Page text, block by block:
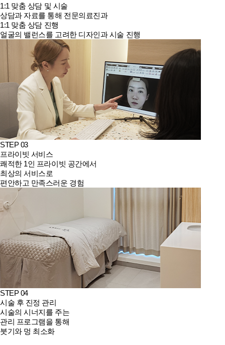
1:1 맞춤 상담 및 시술
상담과 자료를 통해 전문의료진과
1:1 맞춤 상담 진행
얼굴의 밸런스를 고려한 디자인과 시술 진행
STEP 03
프라이빗 서비스
쾌적한 1인 프라이빗 공간에서
최상의 서비스로
편안하고 만족스러운 경험
STEP 04
시술 후 진정 관리
시술의 시너지를 주는
관리 프로그램을 통해
붓기와 멍 최소화